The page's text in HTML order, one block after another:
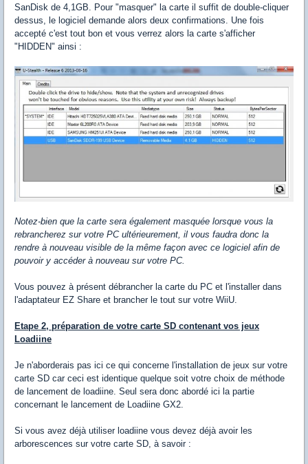
SanDisk de 4,1GB. Pour "masquer" la carte il suffit de double-cliquer
dessus, le logiciel demande alors deux confirmations. Une fois
accepté c'est tout bon et vous verrez alors la carte s'afficher
"HIDDEN" ainsi :
Notez-bien que la carte sera également masquée lorsque vous la
rebrancherez sur votre PC ultérieurement, il vous faudra donc la
rendre à nouveau visible de la même façon avec ce logiciel afin de
pouvoir y accéder à nouveau sur votre PC.
Vous pouvez à présent débrancher la carte du PC et l'installer dans
l'adaptateur EZ Share et brancher le tout sur votre WiiU.
Etape 2, préparation de votre carte SD contenant vos jeux
Loadiine
Je n'aborderais pas ici ce qui concerne l'installation de jeux sur votre
carte SD car ceci est identique quelque soit votre choix de méthode
de lancement de loadiine. Seul sera donc abordé ici la partie
concernant le lancement de Loadiine GX2.
Si vous avez déjà utiliser loadiine vous devez déjà avoir les
arborescences sur votre carte SD, à savoir :